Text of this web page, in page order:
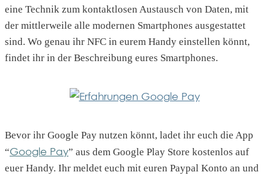
eine Technik zum kontaktlosen Austausch von Daten, mit
der mittlerweile alle modernen Smartphones ausgestattet
sind. Wo genau ihr NFC in eurem Handy einstellen könnt,
findet ihr in der Beschreibung eures Smartphones.
Bevor ihr Google Pay nutzen könnt, ladet ihr euch die App
“Google Pay” aus dem Google Play Store kostenlos auf
euer Handy. Ihr meldet euch mit euren Paypal Konto an und